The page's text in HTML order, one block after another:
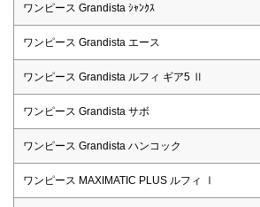
ワンピース Grandista ｼｬﾝｸｽ
ワンピース Grandista エース
ワンピース Grandista ルフィ ギア5 Ⅱ
ワンピース Grandista サボ
ワンピース Grandista ハンコック
ワンピース MAXIMATIC PLUS ルフィ Ⅰ